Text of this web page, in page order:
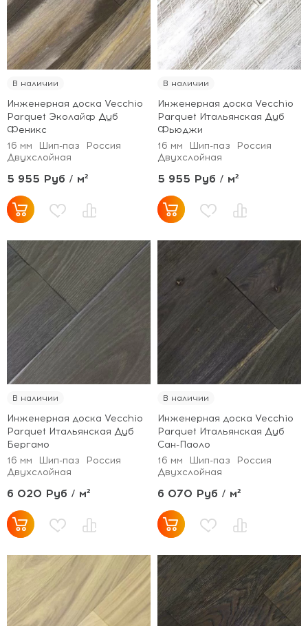
В наличии
Инженерная доска Vecchio
Parquet Эколайф Дуб
Феникс
16 мм
Шип-паз
Россия
Двухслойная
5 955 Руб / м²
В наличии
Инженерная доска Vecchio
Parquet Итальянская Дуб
Фьюджи
16 мм
Шип-паз
Россия
Двухслойная
5 955 Руб / м²
В наличии
Инженерная доска Vecchio
Parquet Итальянская Дуб
Бергамо
16 мм
Шип-паз
Россия
Двухслойная
6 020 Руб / м²
В наличии
Инженерная доска Vecchio
Parquet Итальянская Дуб
Сан-Паоло
16 мм
Шип-паз
Россия
Двухслойная
6 070 Руб / м²